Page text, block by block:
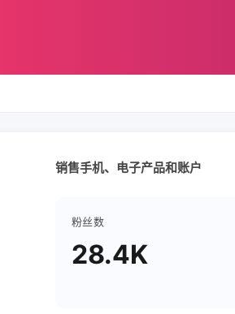
销售手机、电子产品和账户
粉丝数
28.4K